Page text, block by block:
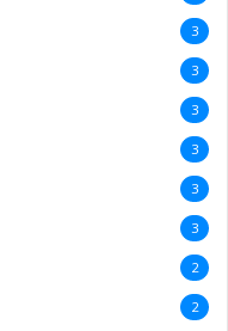
3
3
3
3
3
3
2
2